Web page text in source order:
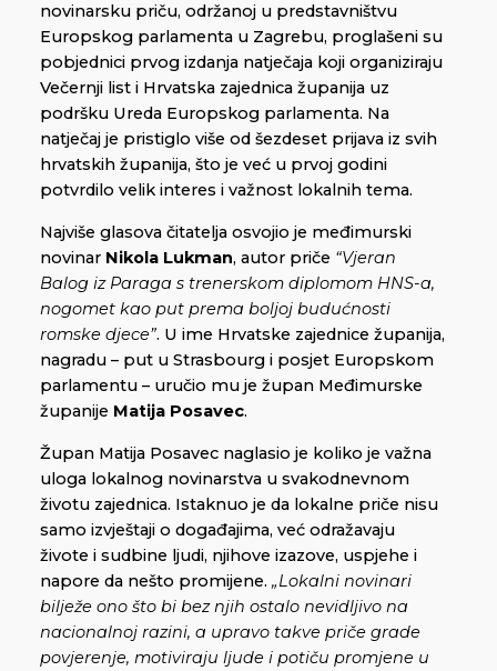
novinarsku priču, održanoj u predstavništvu
Europskog parlamenta u Zagrebu, proglašeni su
pobjednici prvog izdanja natječaja koji organiziraju
Večernji list i Hrvatska zajednica županija uz
podršku Ureda Europskog parlamenta. Na
natječaj je pristiglo više od šezdeset prijava iz svih
hrvatskih županija, što je već u prvoj godini
potvrdilo velik interes i važnost lokalnih tema.
Najviše glasova čitatelja osvojio je međimurski
novinar Nikola Lukman, autor priče “Vjeran
Balog iz Paraga s trenerskom diplomom HNS-a,
nogomet kao put prema boljoj budućnosti
romske djece”. U ime Hrvatske zajednice županija,
nagradu – put u Strasbourg i posjet Europskom
parlamentu – uručio mu je župan Međimurske
županije Matija Posavec.
Župan Matija Posavec naglasio je koliko je važna
uloga lokalnog novinarstva u svakodnevnom
životu zajednica. Istaknuo je da lokalne priče nisu
samo izvještaji o događajima, već odražavaju
živote i sudbine ljudi, njihove izazove, uspjehe i
napore da nešto promijene. „Lokalni novinari
bilježe ono što bi bez njih ostalo nevidljivo na
nacionalnoj razini, a upravo takve priče grade
povjerenje, motiviraju ljude i potiču promjene u